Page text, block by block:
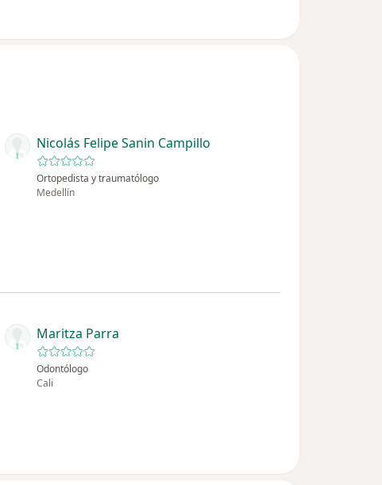
Nicolás Felipe Sanin Campillo
Ortopedista y traumatólogo
Medellín
Maritza Parra
Odontólogo
Cali